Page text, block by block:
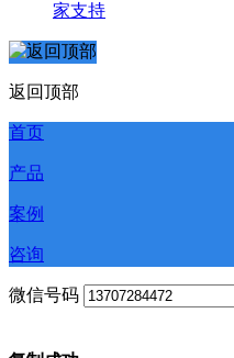
家支持
返回顶部
首页
产品
案例
咨询
微信号码